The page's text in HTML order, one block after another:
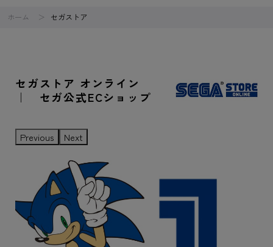
ホーム セガストア
セガストア オンライン
｜ セガ公式ECショップ
Previous Next